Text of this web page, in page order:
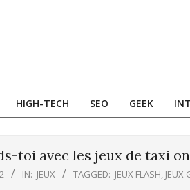
HIGH-TECH SEO GEEK
toi avec les jeux de taxi
IN: JEUX TAGGED: JEUX FLASH, JEUX